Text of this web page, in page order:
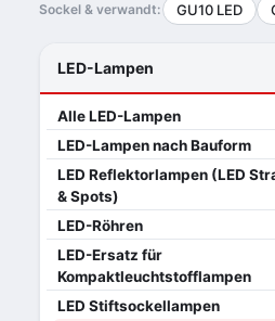
Sockel & verwandt: GU10 LED
LED-Lampen
Alle LED-Lampen
LED-Lampen nach Bauform
LED Reflektorlampen (LED
& Spots)
LED-Röhren
LED-Ersatz für
Kompaktleuchtstofflampen
LED Stiftsockellampen